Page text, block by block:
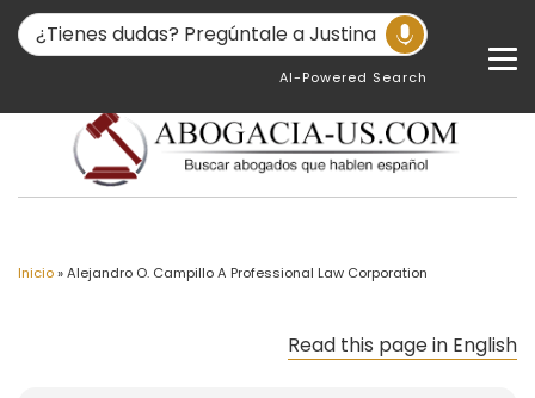
AI-Powered Search
Inicio»Alejandro O. Campillo A Professional Law Corporation
Read this page in English